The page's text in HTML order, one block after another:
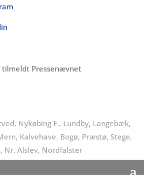
tilmeldt Pressenævnet
Nykøbing F., Lundby, Langebæk,
Kalvehave, Bogø, Præstø, Stege,
Nr. Alslev, Nordfalster